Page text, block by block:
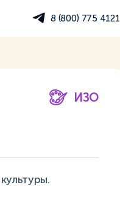
8 (800) 775 4121
ИЗО